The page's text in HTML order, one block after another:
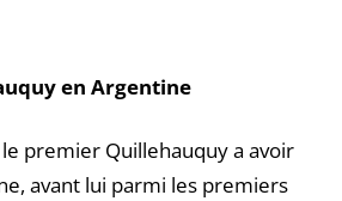
en Argentine
le premier Quillehauquy a avoir
avant lui parmi les premiers